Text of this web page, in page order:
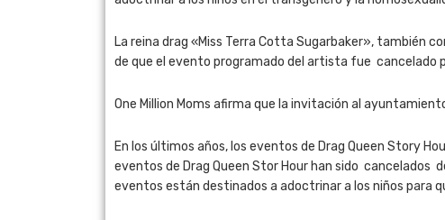
La reina drag «Miss Terra Cotta Sugarbaker», también
de que el evento programado del artista fue cancelado
One Million Moms afirma que la invitación al
En los últimos años, los eventos de Drag Queen Story
eventos de Drag Queen Stor Hour han sido cancelados
eventos están destinados a adoctrinar a los niños para